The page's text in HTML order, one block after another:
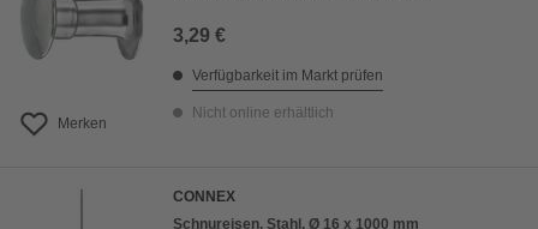
Merken
3,29 €
Verfügbarkeit im Markt prüfen
Nicht online erhältlich
CONNEX
Schnureisen, Stahl, Ø 16 x 1000 mm